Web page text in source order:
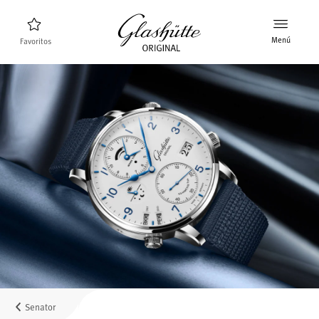
Favoritos Menú
Buscador de relojes Nuevos relojes
Colección
Descubra la colección
La marca Glashütte Original
Más información sobre la Manufactura
Concesionarios
Boutiques y concesionarios
MyAccount
Senator